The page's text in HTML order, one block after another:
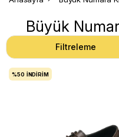
Büyük
Filtreleme
%50 İNDIRIM